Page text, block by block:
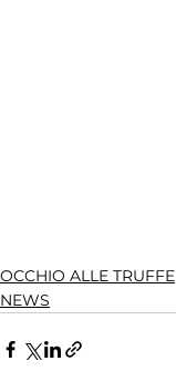
OCCHIO ALLE TRUFFE
NEWS